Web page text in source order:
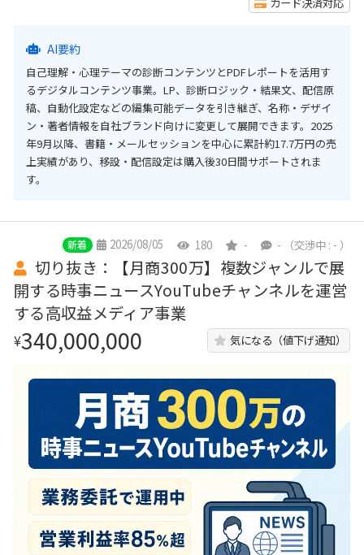
AI要約
自己理解・心理テーマの診断コンテンツとPDFレポートを活用す
るデジタルコンテンツ事業。LP、診断ロジック・結果文、配信原
稿、自動化設定などの編集可能データを引き継ぎ、名称・デザイ
ン・著者情報を自社ブランド向けに変更して展開できます。2025
年9月以降、書籍・メールセッションを中心に累計約17.7万円の売
上実績があり、移設・配信設定は購入後30日間サポートされま
す。
新着 2026/08/05 180 - - （交渉中 : - ）
切り抜き：【月商300万】複数ジャンルで展
開する時事ニュースYouTubeチャンネルを運営
する高収益メディア事業
¥340,000,000 気になる（値下げ通知）